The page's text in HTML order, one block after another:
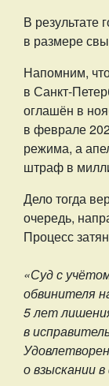
В результате
в размере
Напомним,
в Санкт-
оглашён в
в феврале
режима, а
штраф в
Дело тогда
очередь,
Процесс
«Суд с
обвинителя
5 лет
в
о взыскании